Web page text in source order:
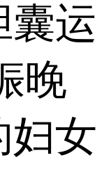
囊运
晚
妇女